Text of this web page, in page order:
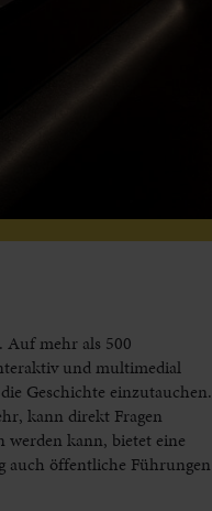
Auf mehr als 500
und multimedial
Geschichte einzutauchen.
kann direkt Fragen
werden kann, bietet eine
auch öffentliche Führungen